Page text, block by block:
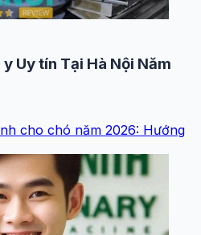
Uy tín Tại Hà Nội Năm
cho chó năm 2026: Hướng